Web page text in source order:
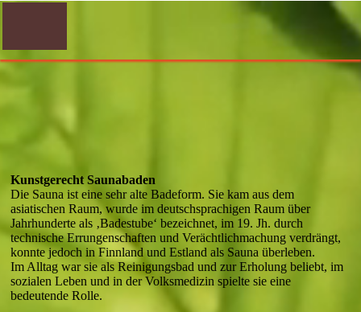
Kunstgerecht Saunabaden
Die Sauna ist eine sehr alte Badeform. Sie kam aus dem
asiatischen Raum, wurde im deutschsprachigen Raum über
Jahrhunderte als ‚Badestube‘ bezeichnet, im 19. Jh. durch
technische Errungenschaften und Verächtlichmachung verdrängt,
konnte jedoch in Finnland und Estland als Sauna überleben.
Im Alltag war sie als Reinigungsbad und zur Erholung beliebt, im
sozialen Leben und in der Volksmedizin spielte sie eine
bedeutende Rolle.